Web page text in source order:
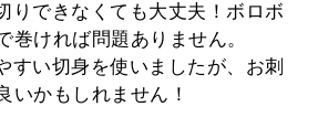
りできなくても大丈夫！ボロボ
巻ければ問題ありません。
すい切身を使いましたが、お刺
いかもしれません！